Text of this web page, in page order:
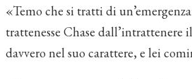
«Temo che si tratti di
trattenesse Chase dall’intrattenere
davvero nel suo carattere, e lei